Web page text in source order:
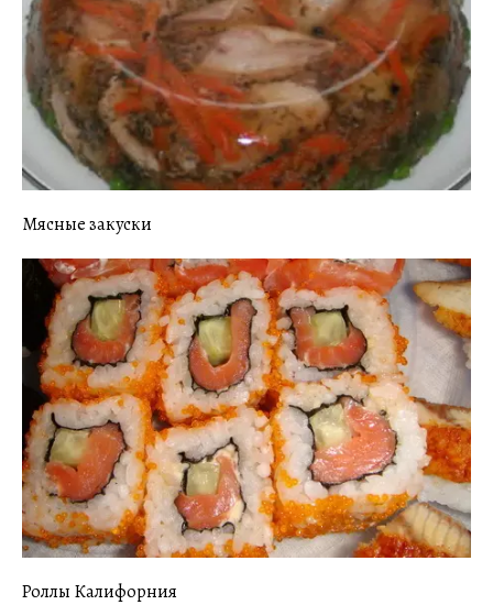
Мясные закуски
Роллы Калифорния